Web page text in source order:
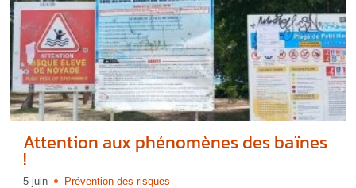
Attention aux phénomènes des baïnes
!
5 juin Prévention des risques